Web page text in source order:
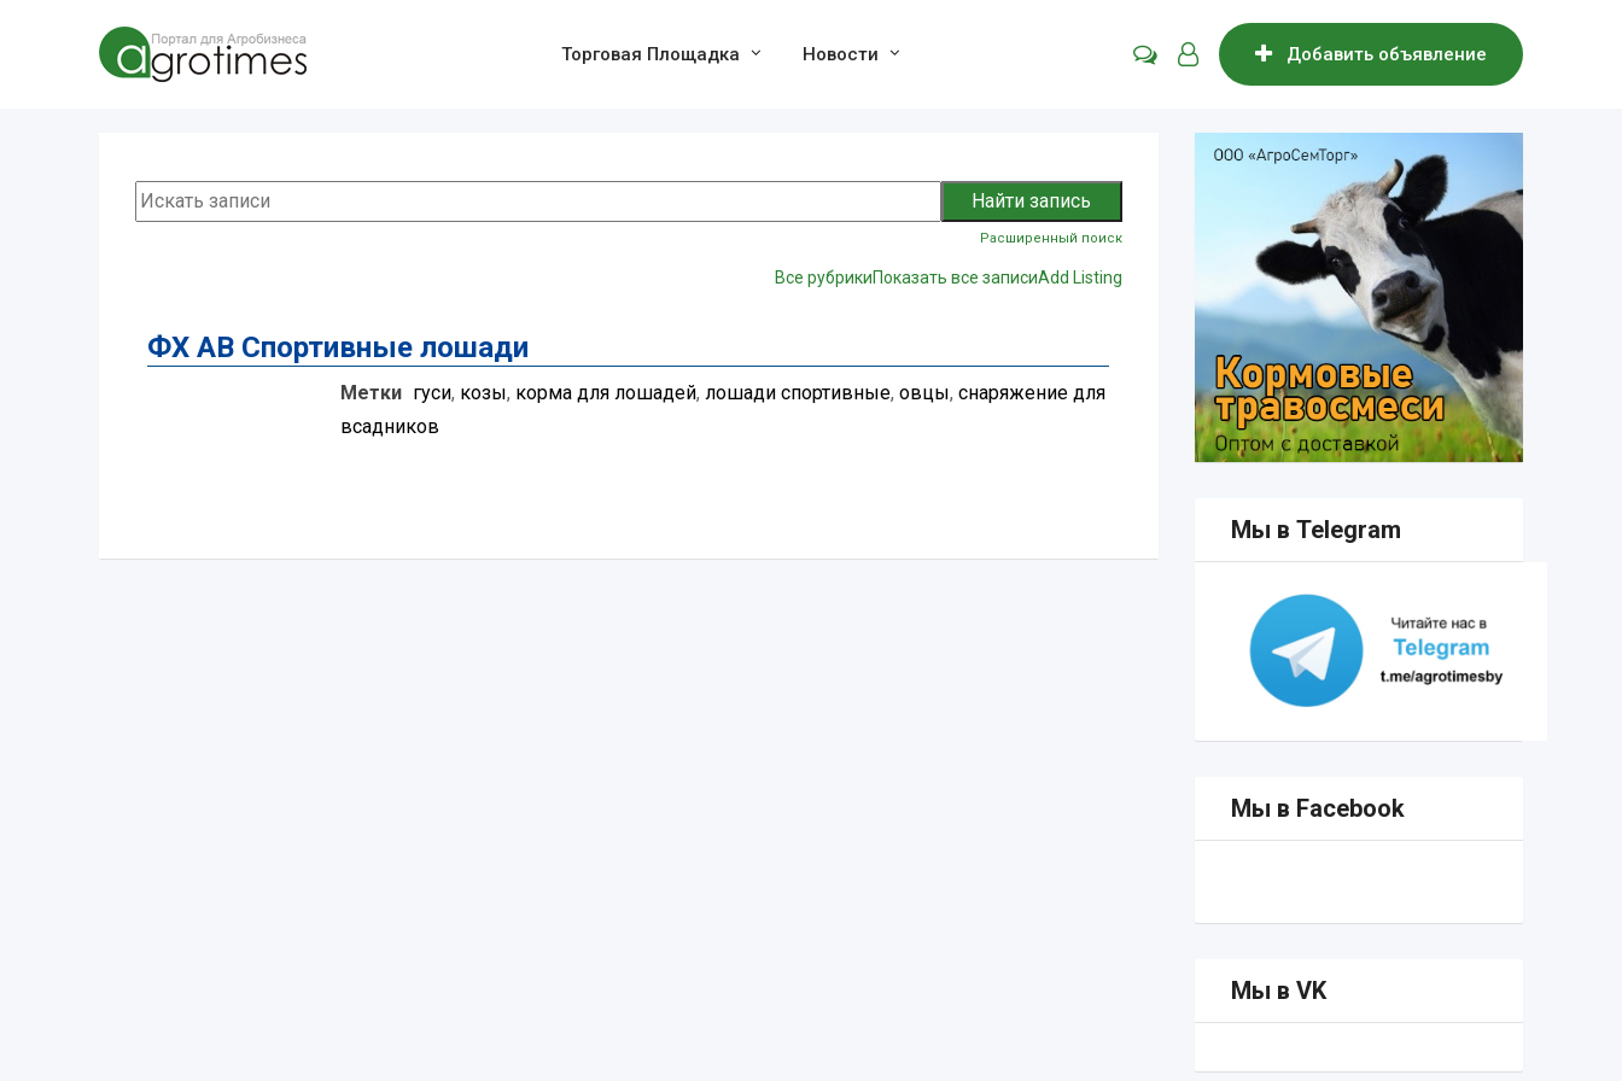
Торговая Площадка Новости Добавить объявление
Расширенный поиск
Все рубрикиПоказать все записиAdd Listing
ФХ АВ Спортивные лошади
Метки гуси, козы, корма для лошадей, лошади спортивные, овцы, снаряжение для
всадников
Мы в Telegram
Мы в Facebook
Мы в VK